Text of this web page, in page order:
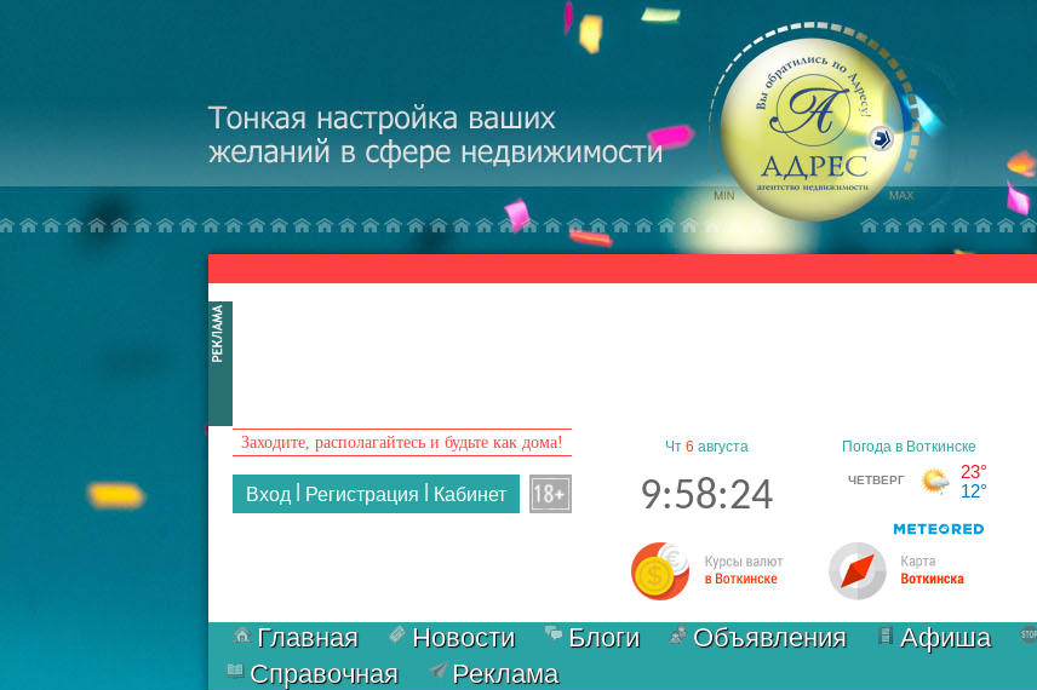
Заходите, располагайтесь и будьте как дома!
Вход Регистрация Кабинет
Чт 6 августа
9:58:25
Главная Новости Блоги Объявления Афиша
Справочная
Реклама